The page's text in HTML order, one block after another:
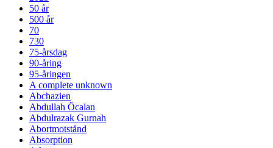
50 år
500 år
70
730
75-årsdag
90-åring
95-åringen
A complete unknown
Abchazien
Abdullah Öcalan
Abdulrazak Gurnah
Abortmotstånd
Absorption